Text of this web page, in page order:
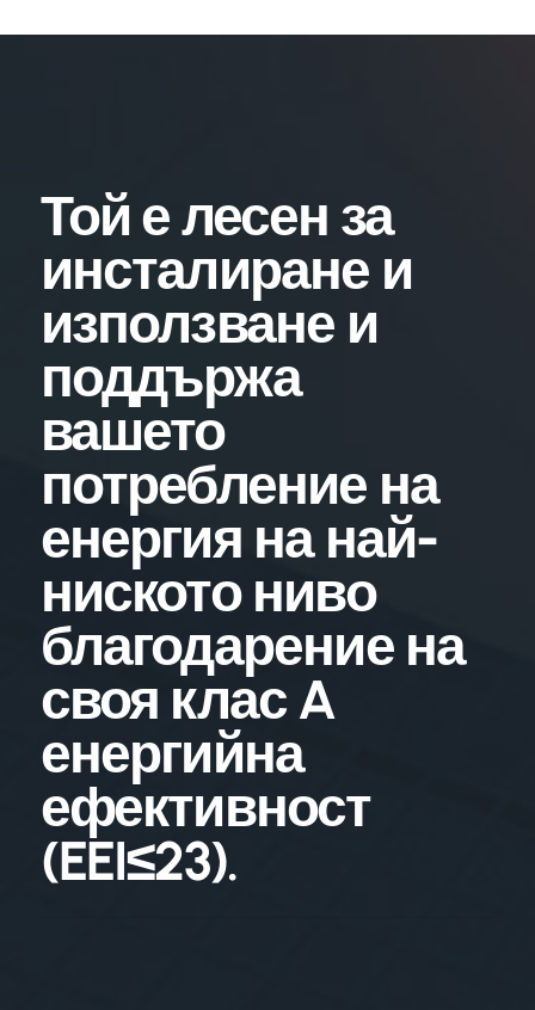
Той е лесен за
инсталиране и
използване и
поддържа
вашето
потребление на
енергия на най-
ниското ниво
благодарение на
своя клас A
енергийна
ефективност
(EEI≤23).